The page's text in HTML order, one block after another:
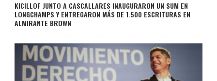
KICILLOF JUNTO A CASCALLARES INAUGURARON UN SUM EN
LONGCHAMPS Y ENTREGARON MÁS DE 1.500 ESCRITURAS EN
ALMIRANTE BROWN